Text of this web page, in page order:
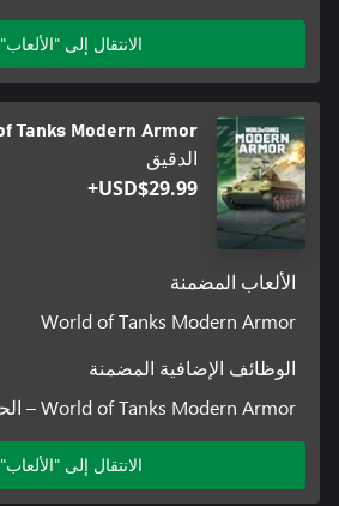
الانتقال إلى "الألعاب"
الدقيق
USD$29.99+
الألعاب المضمنة
World of Tanks Modern Armor
الوظائف الإضافية المضمنة
World of Tanks Modern Armor – الحليف الدقيق
الانتقال إلى "الألعاب"